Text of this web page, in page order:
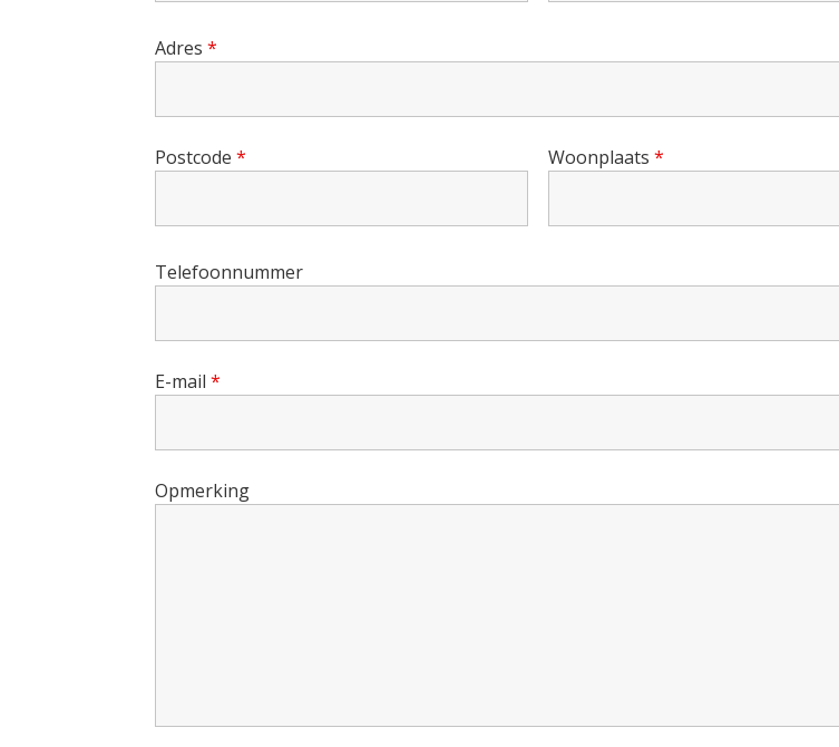
Adres*
Postcode* Woonplaats *
Telefoonnummer
E-mail*
Opmerking